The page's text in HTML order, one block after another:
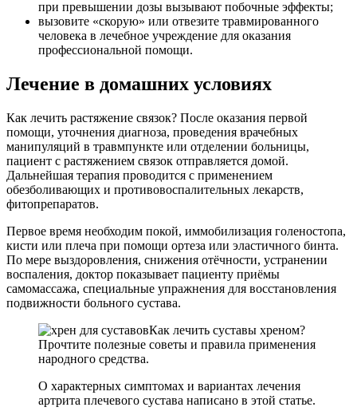
при превышении дозы вызывают побочные эффекты;
вызовите «скорую» или отвезите травмированного
человека в лечебное учреждение для оказания
профессиональной помощи.
Лечение в домашних условиях
Как лечить растяжение связок? После оказания первой
помощи, уточнения диагноза, проведения врачебных
манипуляций в травмпункте или отделении больницы,
пациент с растяжением связок отправляется домой.
Дальнейшая терапия проводится с применением
обезболивающих и противовоспалительных лекарств,
фитопрепаратов.
Первое время необходим покой, иммобилизация голеностопа,
кисти или плеча при помощи ортеза или эластичного бинта.
По мере выздоровления, снижения отёчности, устранении
воспаления, доктор показывает пациенту приёмы
самомассажа, специальные упражнения для восстановления
подвижности больного сустава.
Как лечить суставы хреном?
Прочтите полезные советы и правила применения
народного средства.
О характерных симптомах и вариантах лечения
артрита плечевого сустава написано в этой статье.